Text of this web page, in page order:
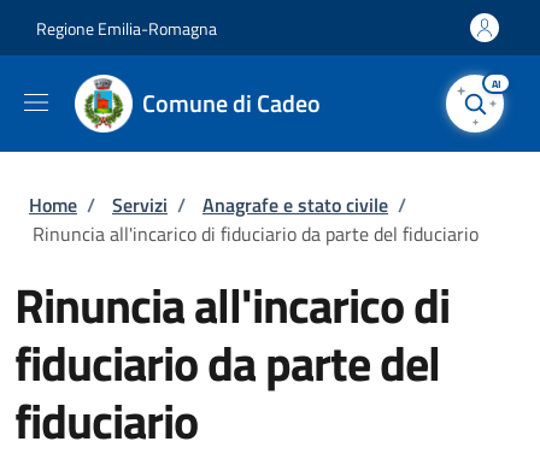
Regione Emilia-Romagna
Comune di Cadeo
AI
Briciole di pane
Home / Servizi / Anagrafe e stato civile /
Rinuncia all'incarico di fiduciario da parte del fiduciario
Rinuncia all'incarico di
fiduciario da parte del
fiduciario